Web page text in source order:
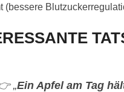
(bessere
„Ein Apfel am Tag